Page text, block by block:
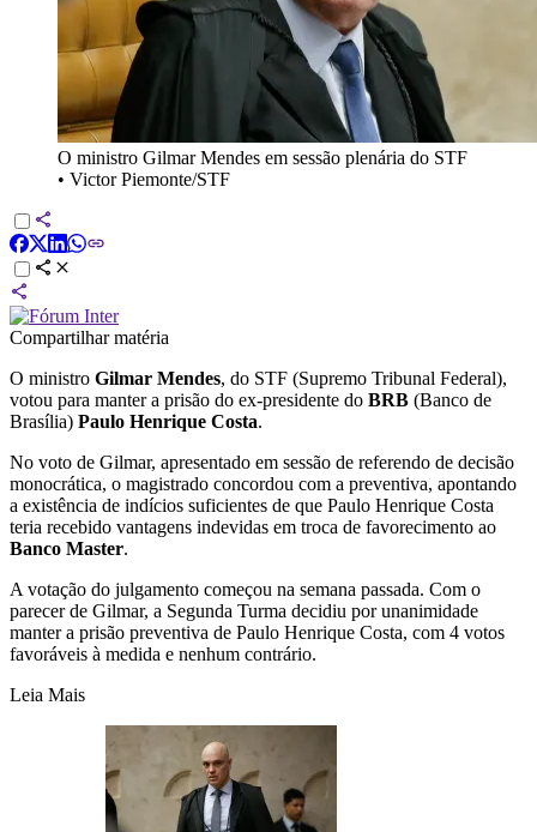
O ministro Gilmar Mendes em sessão plenária do STF
• Victor Piemonte/STF
Compartilhar matéria
O ministro Gilmar Mendes, do STF (Supremo Tribunal Federal),
votou para manter a prisão do ex-presidente do BRB (Banco de
Brasília) Paulo Henrique Costa.
No voto de Gilmar, apresentado em sessão de referendo de decisão
monocrática, o magistrado concordou com a preventiva, apontando
a existência de indícios suficientes de que Paulo Henrique Costa
teria recebido vantagens indevidas em troca de favorecimento ao
Banco Master.
A votação do julgamento começou na semana passada. Com o
parecer de Gilmar, a Segunda Turma decidiu por unanimidade
manter a prisão preventiva de Paulo Henrique Costa, com 4 votos
favoráveis à medida e nenhum contrário.
Leia Mais